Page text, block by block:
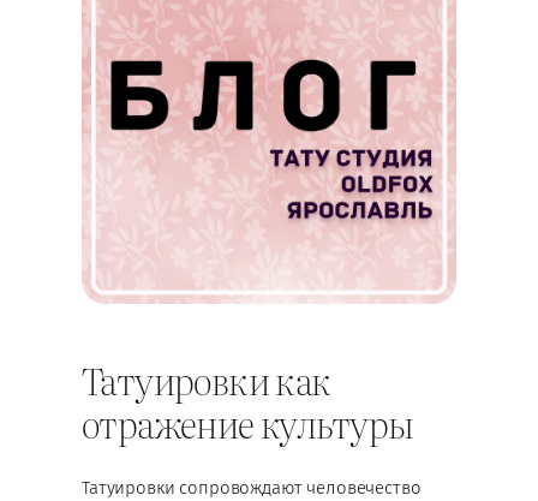
Татуировки как
отражение культуры
Татуировки сопровождают человечество